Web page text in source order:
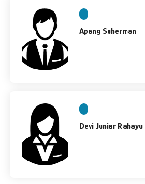
Apang Suherman
Devi Juniar Rahayu